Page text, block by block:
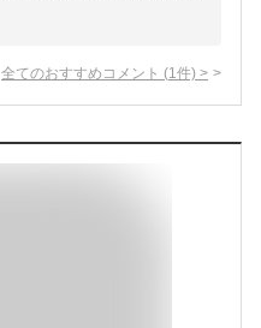
全てのおすすめコメント (1 件) >